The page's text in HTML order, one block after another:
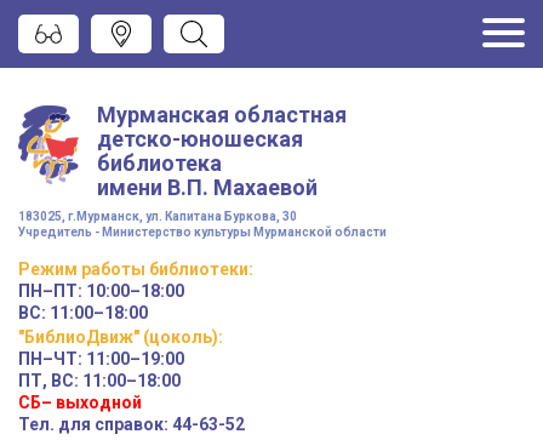
Мурманская областная
детско-юношеская
библиотека
имени В.П. Махаевой
183025, г.Мурманск, ул. Капитана Буркова, 30
Учредитель - Министерство культуры Мурманской области
Режим работы библиотеки:
ПН–ПТ: 10:00–18:00
ВС: 11:00–18:00
"БиблиоДвиж" (цоколь):
ПН–ЧТ: 11:00–19:00
ПТ, ВС: 11:00–18:00
СБ– выходной
Тел. для справок: 44-63-52